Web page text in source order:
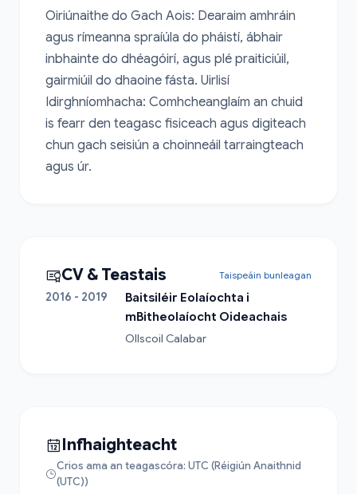
Oiriúnaithe do Gach Aois: Dearaim amhráin
agus rímeanna spraíúla do pháistí, ábhair
inbhainte do dhéagóirí, agus plé praiticiúil,
gairmiúil do dhaoine fásta. Uirlisí
Idirghníomhacha: Comhcheanglaím an chuid
is fearr den teagasc fisiceach agus digiteach
chun gach seisiún a choinneáil tarraingteach
agus úr.
CV & Teastais Taispeáin bunleagan
2016 - 2019
Baitsiléir Eolaíochta i
mBitheolaíocht Oideachais
Ollscoil Calabar
Infhaighteacht
Crios ama an teagascóra: UTC (Réigiún Anaithnid
(UTC))